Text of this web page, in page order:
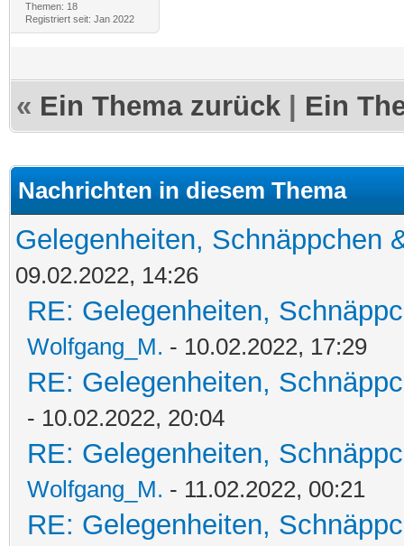
Themen: 18
Registriert seit: Jan 2022
« Ein Thema zurück Ein
Nachrichten in diesem Thema
Gelegenheiten, Schnäppchen
09.02.2022, 14:26
RE: Gelegenheiten,
Wolfgang_M. - 10.02.2022, 17:29
RE: Gelegenheiten,
- 10.02.2022, 20:04
RE: Gelegenheiten,
Wolfgang_M. - 11.02.2022, 00:21
RE: Gelegenheiten,